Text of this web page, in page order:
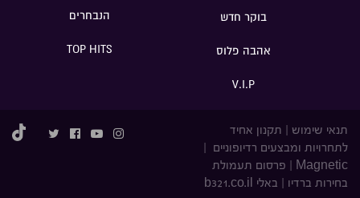
בוקר חדש
אהבה פלוס
V.I.P
הנבחרים
TOP HITS
תנאי שימוש
תקנון אחיד
לתחרויות ומבצעים רדיופוניים
Magnetic
פרסום תעמולת
בחירות ברדיו
באלי b321.co.il